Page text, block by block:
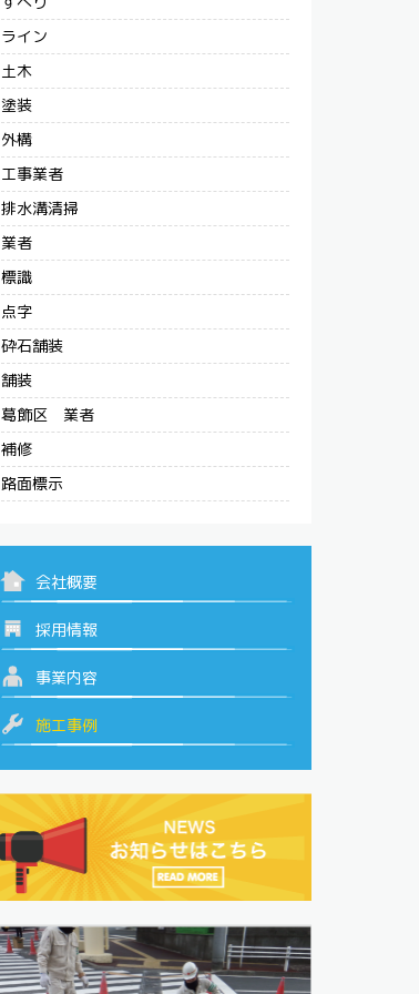
ライン
土木
塗装
外構
工事業者
排水溝清掃
業者
標識
点字
砕石舗装
舗装
葛飾区 業者
補修
路面標示
会社概要
採用情報
事業内容
施工事例